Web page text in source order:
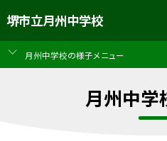
堺市立月州中学校
月州中学校の様子メニュー
月州中学